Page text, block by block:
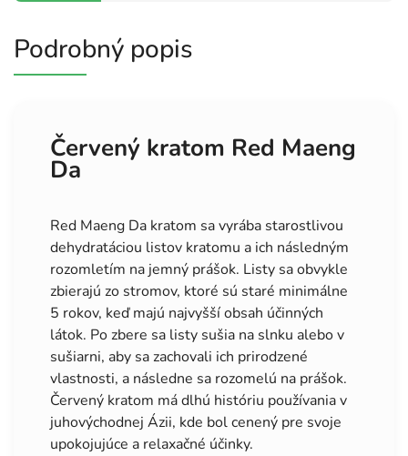
Podrobný popis
Červený kratom Red Maeng
Da
Red Maeng Da kratom sa vyrába starostlivou
dehydratáciou listov kratomu a ich následným
rozomletím na jemný prášok. Listy sa obvykle
zbierajú zo stromov, ktoré sú staré minimálne
5 rokov, keď majú najvyšší obsah účinných
látok. Po zbere sa listy sušia na slnku alebo v
sušiarni, aby sa zachovali ich prirodzené
vlastnosti, a následne sa rozomelú na prášok.
Červený kratom má dlhú históriu používania v
juhovýchodnej Ázii, kde bol cenený pre svoje
upokojujúce a relaxačné účinky.